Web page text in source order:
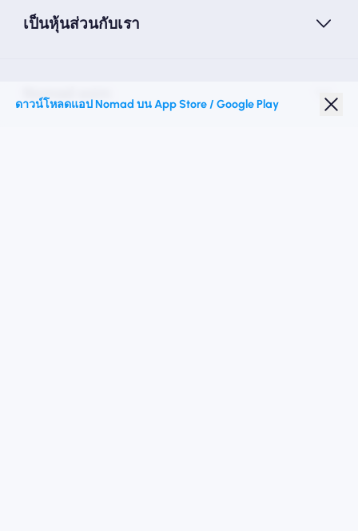
เป็นหุ้นส่วนกับเรา
Nomad esim
ดาวน์โหลดแอป Nomad บน App Store / Google Play